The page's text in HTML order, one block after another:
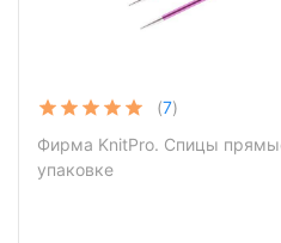
(7)
Фирма KnitPro. Спицы
упаковке